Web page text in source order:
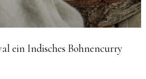
ein Indisches Bohnencurry